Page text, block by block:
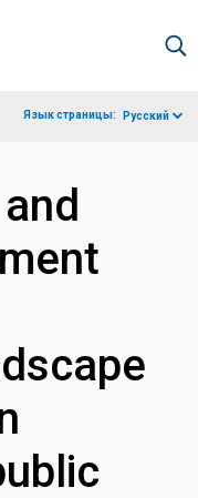
Язык страницы: Русский